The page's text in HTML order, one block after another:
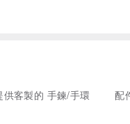
一種被暖流擁抱的感覺。
轉變的隕石，生理跟心理
供客製的 手鍊/手環 配